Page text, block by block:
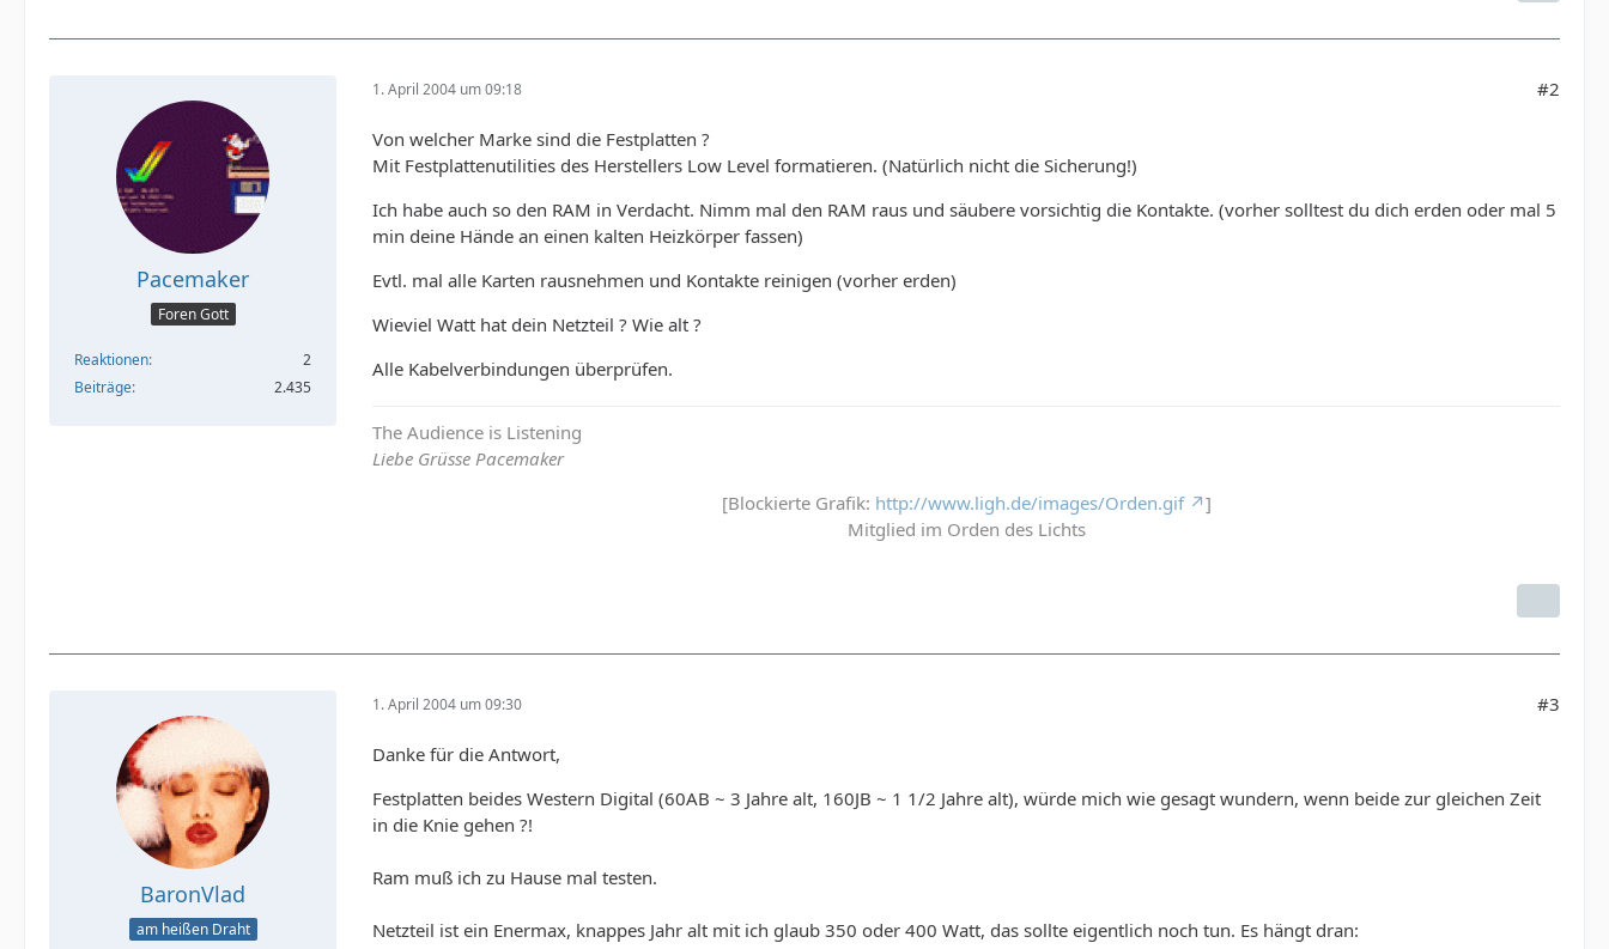
Pacemaker
Foren Gott
Reaktionen
2
Beiträge
2.435
1. April 2004 um 09:18 #2
Von welcher Marke sind die Festplatten ?
Mit Festplattenutilities des Herstellers Low Level formatieren. (Natürlich nicht die Sicherung!)
Ich habe auch so den RAM in Verdacht. Nimm mal den RAM raus und säubere vorsichtig die Kontakte. (vorher solltest du dich erden oder mal 5
min deine Hände an einen kalten Heizkörper fassen)
Evtl. mal alle Karten rausnehmen und Kontakte reinigen (vorher erden)
Wieviel Watt hat dein Netzteil ? Wie alt ?
Alle Kabelverbindungen überprüfen.
The Audience is Listening
Liebe Grüsse Pacemaker
[Blockierte Grafik: http://www.ligh.de/images/Orden.gif
]
Mitglied im Orden des Lichts
BaronVlad
am heißen Draht
1. April 2004 um 09:30 #3
Danke für die Antwort,
Festplatten beides Western Digital (60AB ~ 3 Jahre alt, 160JB ~ 1 1/2 Jahre alt), würde mich wie gesagt wundern, wenn beide zur gleichen Zeit
in die Knie gehen ?!
Ram muß ich zu Hause mal testen.
Netzteil ist ein Enermax, knappes Jahr alt mit ich glaub 350 oder 400 Watt, das sollte eigentlich noch tun. Es hängt dran: